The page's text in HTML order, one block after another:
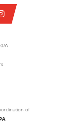
A
of